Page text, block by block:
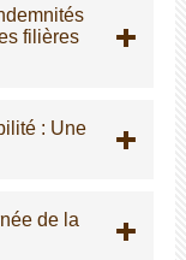
filières
: Une
de la